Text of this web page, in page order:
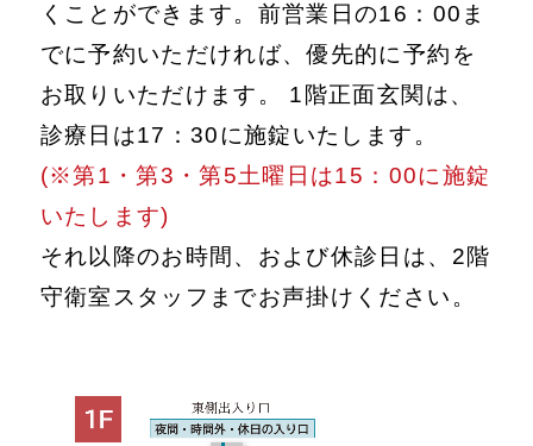
くことができます。前営業日の16：00ま
でに予約いただければ、優先的に予約を
お取りいただけます。 1階正面玄関は、
診療日は17：30に施錠いたします。
(※第1・第3・第5土曜日は15：00に施錠
いたします)
それ以降のお時間、および休診日は、2階
守衛室スタッフまでお声掛けください。